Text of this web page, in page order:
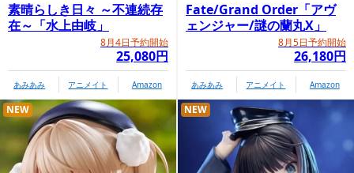
素晴らしき日々 ～不連続存
在～「水上由岐」
8月4日予約開始
25,080円
あみあみ アニメイト Amazon
Fate/Grand Order「アヴ
ェンジャー/謎の蘭丸X」
8月5日予約開始
26,180円
あみあみ アニメイト Amazon
NEW NEW